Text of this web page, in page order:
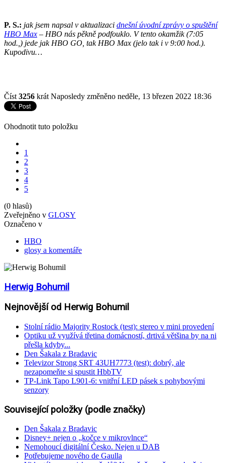
P. S.: jak jsem napsal v aktualizaci dnešní úvodní zprávy o spuštění
HBO Max – HBO nás pěkně podfouklo. V tento okamžik (7:05
hod.,) jede jak HBO GO, tak HBO Max (jelo tak i v 9:00 hod.).
Kupodivu…
Číst 3256 krát Naposledy změněno neděle, 13 březen 2022 18:36
Ohodnotit tuto položku
1
2
3
4
5
(0 hlasů)
Zveřejněno v GLOSY
Označeno v
HBO
glosy a komentáře
Herwig Bohumil
Nejnovější od Herwig Bohumil
Stolní rádio Majority Rostock (test): stereo v mini provedení
Optiku už využívá třetina domácností, drtivá většina by na ni
přešla kdyby...
Den Šakala z Bradavic
Televizor Strong SRT 43UH7773 (test): dobrý, ale
nezapomeňte si spustit HbbTV
TP-Link Tapo L901-6: vnitřní LED pásek s pohybovými
senzory
Související položky (podle značky)
Den Šakala z Bradavic
Disney+ nejen o „kočce v mikrovlnce“
Nemohoucí digitální Česko. Nejen u DAB
Potřebujeme nového de Gaulla